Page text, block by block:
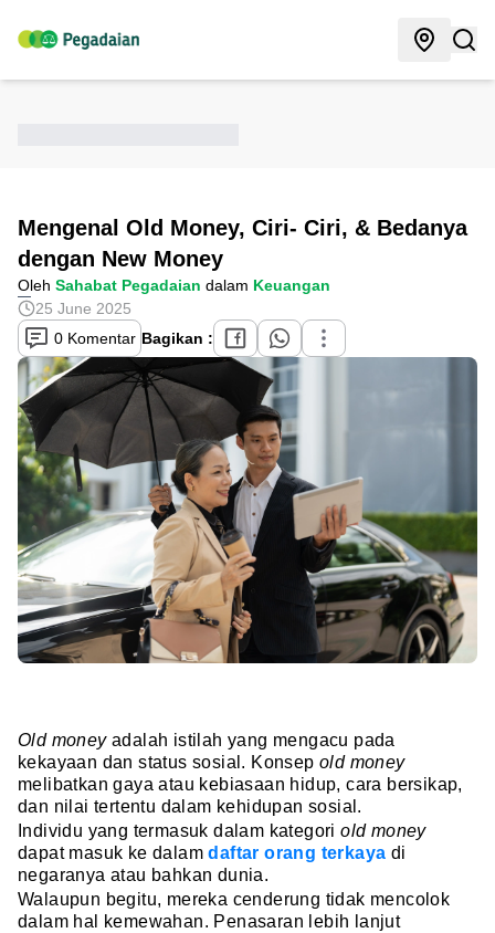
Mengenal Old Money, Ciri- Ciri, & Bedanya
dengan New Money
Oleh Sahabat Pegadaian dalam Keuangan
25 June 2025
0 Komentar Bagikan :
Old money adalah istilah yang mengacu pada
kekayaan dan status sosial. Konsep old money
melibatkan gaya atau kebiasaan hidup, cara bersikap,
dan nilai tertentu dalam kehidupan sosial.
Individu yang termasuk dalam kategoriold money
dapat masuk ke dalamdaftar orang terkaya di
negaranya atau bahkan dunia.
Walaupun begitu, mereka cenderung tidak mencolok
dalam hal kemewahan. Penasaran lebih lanjut